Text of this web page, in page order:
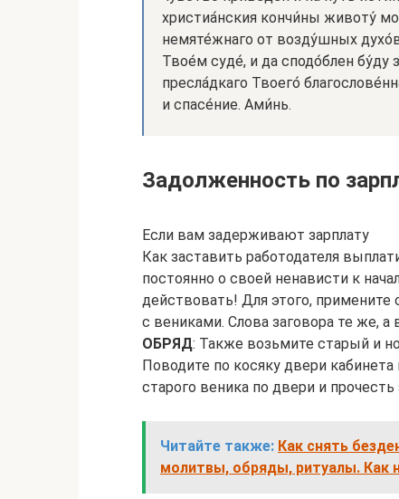
христиа́нския кончи́ны животу́
немяте́жнаго от возду́шных
Твое́м суде́, и да сподо́блен
пресла́дкаго Твоего́
и спасе́ние. Ами́нь.
Задолженность по
Если вам задерживают зарплату
Как заставить работодателя
постоянно о своей ненависти к
действовать! Для этого, примените
с вениками. Слова заговора те же, а
ОБРЯД: Также возьмите старый и
Поводите по косяку двери
старого веника по двери и прочесть
Читайте также: Как снять
молитвы, обряды, ритуалы. Как